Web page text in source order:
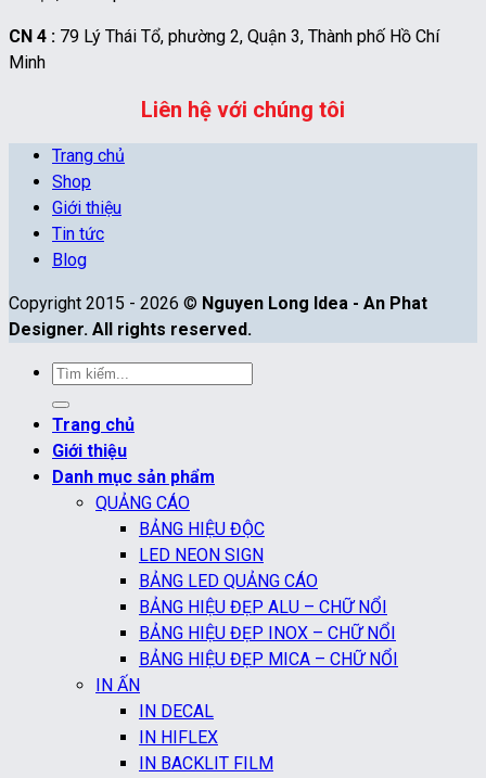
CN 4 : 79 Lý Thái Tổ, phường 2, Quận 3, Thành phố Hồ Chí
Minh
Liên hệ với chúng tôi
Trang chủ
Shop
Giới thiệu
Tin tức
Blog
Copyright 2015 - 2026 © Nguyen Long Idea - An Phat
Designer. All rights reserved.
Tìm
kiếm:
Trang chủ
Giới thiệu
Danh mục sản phẩm
QUẢNG CÁO
BẢNG HIỆU ĐỘC
LED NEON SIGN
BẢNG LED QUẢNG CÁO
BẢNG HIỆU ĐẸP ALU – CHỮ NỔI
BẢNG HIỆU ĐẸP INOX – CHỮ NỔI
BẢNG HIỆU ĐẸP MICA – CHỮ NỔI
IN ẤN
IN DECAL
IN HIFLEX
IN BACKLIT FILM